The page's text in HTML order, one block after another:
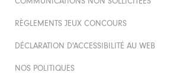
RÈGLEMENTS JEUX CONCOURS
DÉCLARATION D'ACCESSIBILITÉ AU WEB
NOS POLITIQUES